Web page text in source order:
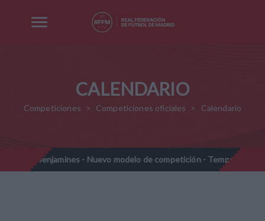
CALENDARIO
Competiciones Competiciones oficiales Calendario
Prebenjamines - Nuevo modelo de competición - Temporada